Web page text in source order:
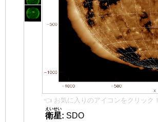
👈 お気に入りのアイコンをクリック！
衛星
えいせい
: SDO